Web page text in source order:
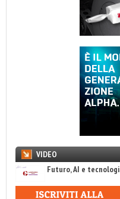
VIDEO
Futuro, AI e